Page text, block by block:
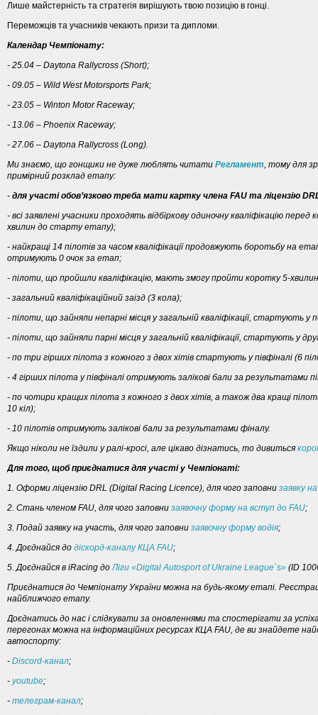
Лише майстерність та стратегія вирішують твою позицію в гонці.
Переможців та учасників чекають призи та дипломи.
Календар Чемпіонату:
- 25.04 – Daytona Rallycross (Short);
- 09.05 – Wild West Motorsports Park;
- 23.05 – Winton Motor Raceway;
- 13.06 – Phoenix Raceway;
- 27.06 – Daytona Rallycross (Long).
Ми знаємо, що гонщики не дуже люблять читати Регламент, тому для
примірний розклад етапу:
- для участі обов’язково треба мати картку члена FAU та ліцензію
- всі заявлені учасники проходять відбіркову одиночну кваліфікацію
хвилин до старту етапу);
- найкращі 14 пілотів за часом кваліфікації продовжують боротьбу на
отримують 0 очок за етап;
- пілоти, що пройшли кваліфікацію, мають змогу пройти коротку 5-
- загальний кваліфікаційний заізд (3 кола);
- пілоти, що зайняли непарні місця у загальній кваліфікації, стартують у
- пілоти, що зайняли парні місця у загальній кваліфікації, стартують у
- по три гірших пілота з кожного з двох хітів стартують у півфіналі (6
- 4 гірших пілота у півфіналі отримують залікові бали за результатами
- по чотири кращих пілота з кожного з двох хітів, а також два кращі
10 кіл);
- 10 пілотів отримують залікові бали за результатами фіналу.
Якщо ніколи не їздили у ралі-кросі, але цікаво дізнатись, то дивиться
Для того, щоб приєднатися для участі у Чемпіонаті:
1. Оформи ліцензію DRL (Digital Racing Licence), для чого заповни заявку
2. Стань членом FAU, для чого заповни заявочну форму на вступ до FAU;
3. Подай заявку на участь, для чого заповни заявочну форму водія;
4. Доєднайся до діскорд-каналу КЦА FAU;
5. Доєднайся в iRacing доЛіги «Digital Autosport of Ukraine League`s» (ID
Приєднатися до Чемпіонату України можна на будь-якому етапі.
найближчого етапу.
Доєднатись до нас і слідкувати за оновленнями та спостерігати за
перегонах можна на інформаційних ресурсах КЦА FAU, де ви знайдете
автоспорту:
- Discord-канал;
- youtube;
- телеграм-канал;